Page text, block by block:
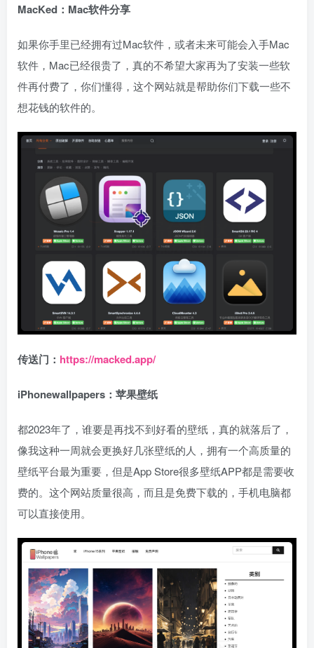
MacKed：Mac软件分享
如果你手里已经拥有过Mac软件，或者未来可能会入手Mac
软件，Mac已经很贵了，真的不希望大家再为了安装一些软
件再付费了，你们懂得，这个网站就是帮助你们下载一些不
想花钱的软件的。
传送门： https://macked.app/
iPhonewallpapers：苹果壁纸
都2023年了，谁要是再找不到好看的壁纸，真的就落后了，
像我这种一周就会更换好几张壁纸的人，拥有一个高质量的
壁纸平台最为重要，但是App Store很多壁纸APP都是需要收
费的。这个网站质量很高，而且是免费下载的，手机电脑都
可以直接使用。